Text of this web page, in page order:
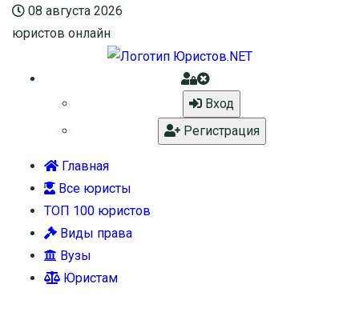
08 августа 2026
юристов онлайн
Вход
Регистрация
Главная
Все юристы
ТОП 100 юристов
Виды права
Вузы
Юристам